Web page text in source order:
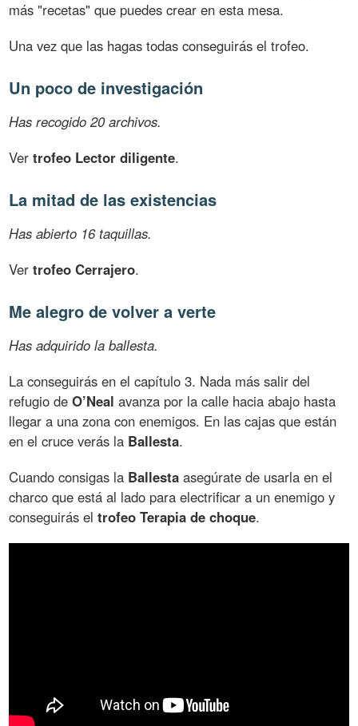
más "recetas" que puedes crear en esta mesa.
Una vez que las hagas todas conseguirás el trofeo.
Un poco de investigación
Has recogido 20 archivos.
Vertrofeo Lector diligente.
La mitad de las existencias
Has abierto 16 taquillas.
Vertrofeo Cerrajero.
Me alegro de volver a verte
Has adquirido la ballesta.
La conseguirás en el capítulo 3. Nada más salir del
refugio deO’Neal avanza por la calle hacia abajo hasta
llegar a una zona con enemigos. En las cajas que están
en el cruce verás la Ballesta.
Cuando consigas la Ballesta asegúrate de usarla en el
charco que está al lado para electrificar a un enemigo y
conseguirás eltrofeo Terapia de choque.